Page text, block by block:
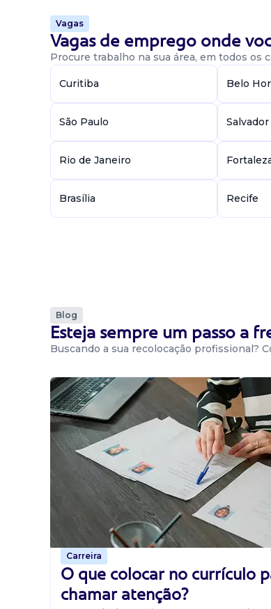
Vagas
Vagas de emprego onde
Procure trabalho na sua área, em todos os
Curitiba Belo
São Paulo Salvador
Rio de Janeiro
Brasília Recife
Blog
Esteja sempre um passo a
Buscando a sua recolocação profissional?
Carreira
O que colocar no currículo
chamar atenção?